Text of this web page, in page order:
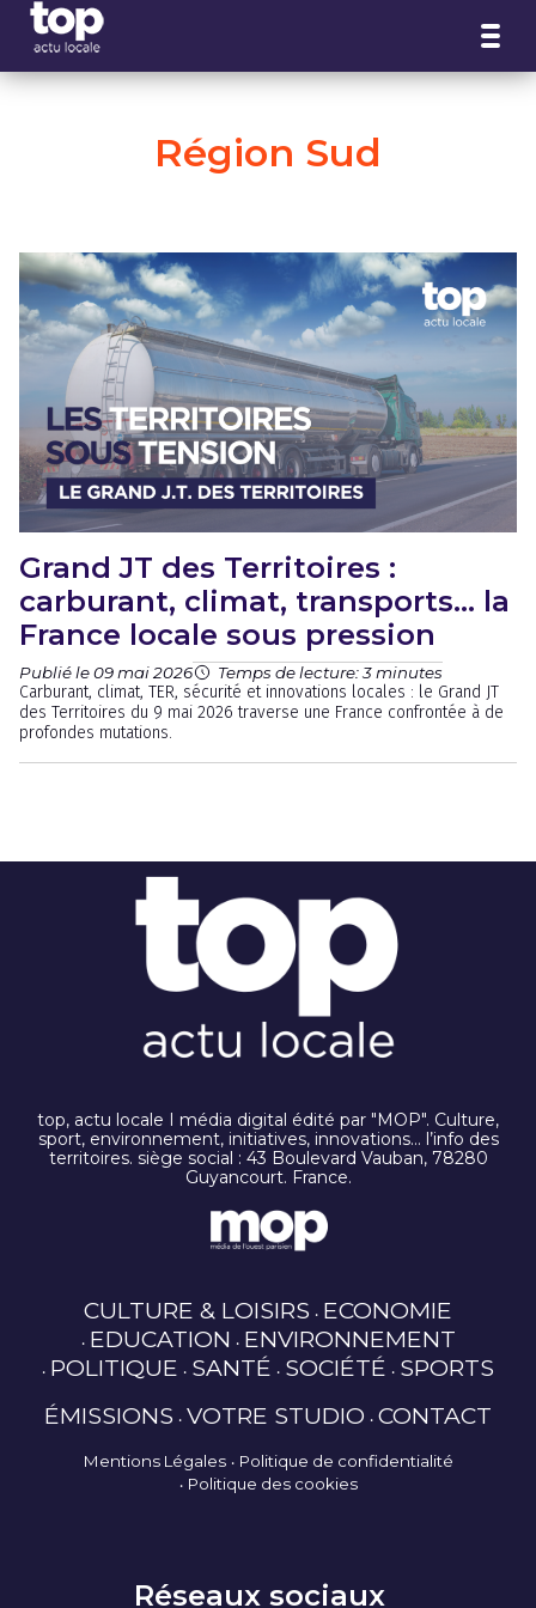
Région Sud
Grand JT des Territoires :
carburant, climat, transports… la
France locale sous pression
Publié le 09 mai 2026 Temps de lecture: 3 minutes
Carburant, climat, TER, sécurité et innovations locales : le Grand JT
des Territoires du 9 mai 2026 traverse une France confrontée à de
profondes mutations.
top, actu locale I média digital édité par "MOP". Culture,
sport, environnement, initiatives, innovations… l’info des
territoires. siège social : 43 Boulevard Vauban, 78280
Guyancourt. France.
CULTURE & LOISIRS ECONOMIE
EDUCATION ENVIRONNEMENT
POLITIQUE SANTÉ SOCIÉTÉ SPORTS
ÉMISSIONS VOTRE STUDIO CONTACT
Mentions Légales
Politique de confidentialité
Politique des cookies
Réseaux sociaux
Panneau de gestion des cookies